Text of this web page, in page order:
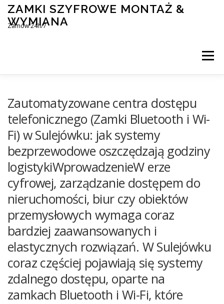
Skip
content
ZAMKI SZYFROWE MONTAŻ &
WYMIANA
Zamów 24h/7
Menu
BLOG KONTAKT
Zautomatyzowane centra dostępu
telefonicznego (Zamki Bluetooth i Wi-
Fi) w Sulejówku: jak systemy
bezprzewodowe oszczędzają godziny
logistykiWprowadzenieW erze
cyfrowej, zarządzanie dostępem do
nieruchomości, biur czy obiektów
przemysłowych wymaga coraz
bardziej zaawansowanych i
elastycznych rozwiązań. W Sulejówku
coraz częściej pojawiają się systemy
zdalnego dostępu, oparte na
zamkach Bluetooth i Wi-Fi, które